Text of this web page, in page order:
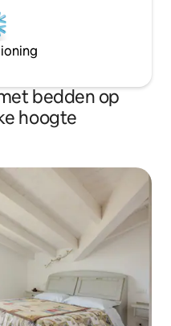
bedden op
hoogte